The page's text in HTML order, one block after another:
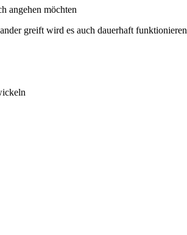
angehen möchten
greift wird es auch dauerhaft funktionieren